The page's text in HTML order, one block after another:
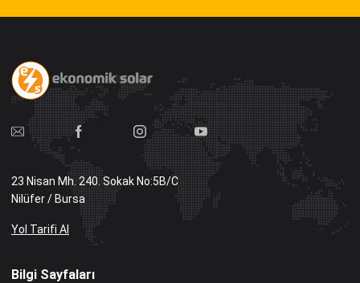
23 Nisan Mh. 240. Sokak No:5B/C
Nilüfer / Bursa
Yol Tarifi Al
Bilgi Sayfaları